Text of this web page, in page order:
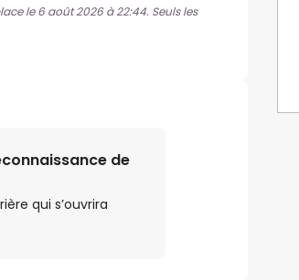
le 6 août 2026 à 22:44. Seuls les
de
qui s’ouvrira